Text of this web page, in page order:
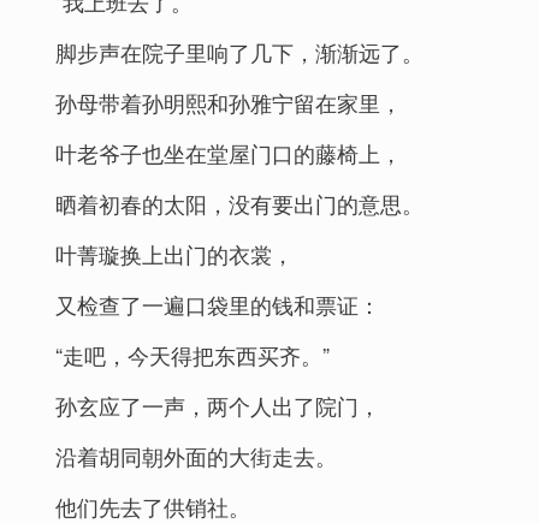
脚步声在院子里响了几下，渐渐远了。
孙母带着孙明熙和孙雅宁留在家里，
叶老爷子也坐在堂屋门口的藤椅上，
晒着初春的太阳，没有要出门的意思。
叶菁璇换上出门的衣裳，
又检查了一遍口袋里的钱和票证：
“走吧，今天得把东西买齐。”
孙玄应了一声，两个人出了院门，
沿着胡同朝外面的大街走去。
他们先去了供销社。